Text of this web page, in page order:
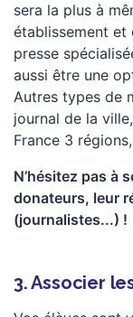
sera la plus à
établissement et
presse
aussi être une
Autres types de
journal de la
France 3
N’hésitez pas à
donateurs, leur
(journalistes...) !
3. Associer